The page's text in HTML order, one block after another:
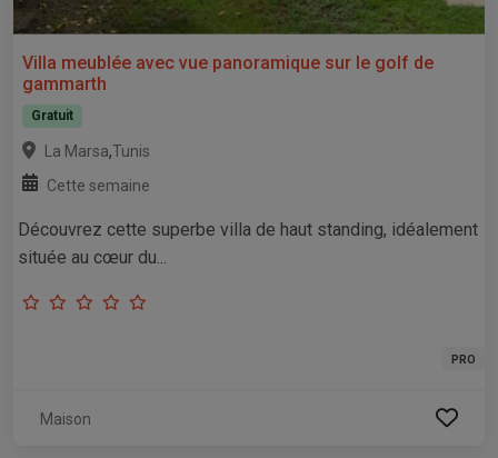
Villa meublée avec vue panoramique sur le golf de
gammarth
Gratuit
La Marsa,Tunis
Cette semaine
Découvrez cette superbe villa de haut standing, idéalement
située au cœur du...
PRO
Maison